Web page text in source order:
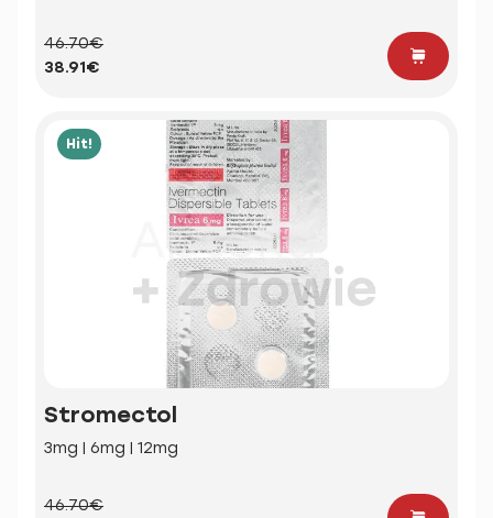
46.70€
38.91€
Hit!
Stromectol
3mg | 6mg | 12mg
46.70€